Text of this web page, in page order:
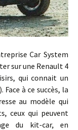
Car System
sur une Renault 4
qui connait un
). Face à ce succès, la
au modèle qui
ceux qui peuvent
du kit-car, en